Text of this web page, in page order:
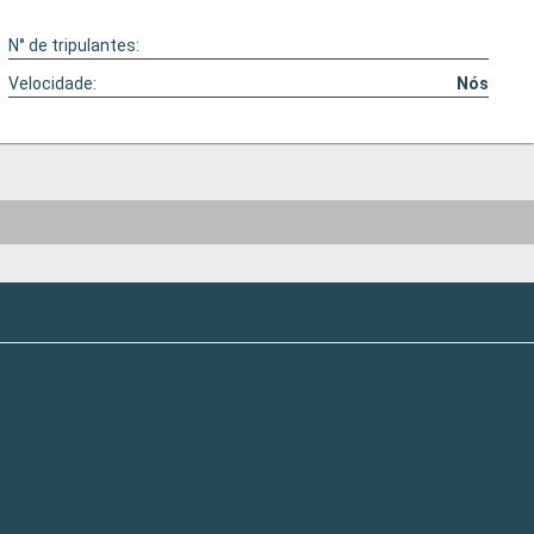
N° de tripulantes:
Velocidade: Nós